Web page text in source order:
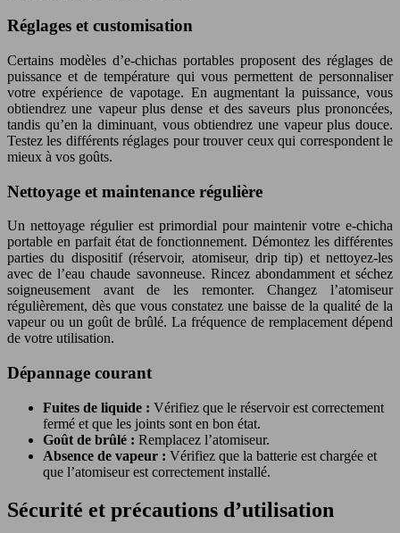
Réglages et customisation
Certains modèles d’e-chichas portables proposent des réglages de
puissance et de température qui vous permettent de personnaliser
votre expérience de vapotage. En augmentant la puissance, vous
obtiendrez une vapeur plus dense et des saveurs plus prononcées,
tandis qu’en la diminuant, vous obtiendrez une vapeur plus douce.
Testez les différents réglages pour trouver ceux qui correspondent le
mieux à vos goûts.
Nettoyage et maintenance régulière
Un nettoyage régulier est primordial pour maintenir votre e-chicha
portable en parfait état de fonctionnement. Démontez les différentes
parties du dispositif (réservoir, atomiseur, drip tip) et nettoyez-les
avec de l’eau chaude savonneuse. Rincez abondamment et séchez
soigneusement avant de les remonter. Changez l’atomiseur
régulièrement, dès que vous constatez une baisse de la qualité de la
vapeur ou un goût de brûlé. La fréquence de remplacement dépend
de votre utilisation.
Dépannage courant
Fuites de liquide : Vérifiez que le réservoir est correctement
fermé et que les joints sont en bon état.
Goût de brûlé : Remplacez l’atomiseur.
Absence de vapeur : Vérifiez que la batterie est chargée et
que l’atomiseur est correctement installé.
Sécurité et précautions d’utilisation